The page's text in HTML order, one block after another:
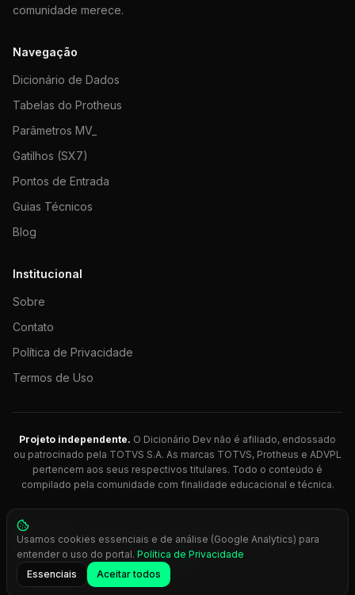
comunidade merece.
Navegação
Dicionário de Dados
Tabelas do Protheus
Parâmetros MV_
Gatilhos (SX7)
Pontos de Entrada
Guias Técnicos
Blog
Institucional
Sobre
Contato
Política de Privacidade
Termos de Uso
Projeto independente. O Dicionário Dev não é afiliado, endossado
ou patrocinado pela TOTVS S.A. As marcas TOTVS, Protheus e ADVPL
pertencem aos seus respectivos titulares. Todo o conteúdo é
compilado pela comunidade com finalidade educacional e técnica.
© 2026 Dicionário Dev. Feito com 💚 para desenvolvedores
Protheus.
Press Ctrl+K
Usamos cookies essenciais e de análise (Google Analytics) para
entender o uso do portal. Política de Privacidade
Essenciais
Aceitar todos